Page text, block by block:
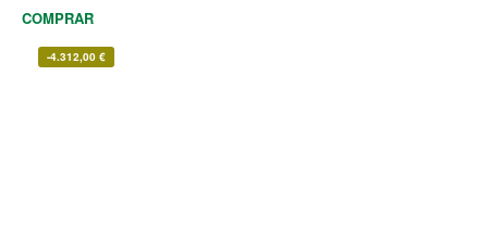
COMPRAR
-4.312,00 €